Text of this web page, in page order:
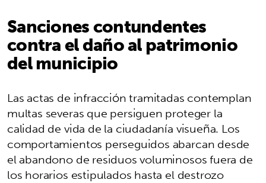
Sanciones contundentes
contra el daño al patrimonio
del municipio
Las actas de infracción tramitadas contemplan
multas severas que persiguen proteger la
calidad de vida de la ciudadanía visueña. Los
comportamientos perseguidos abarcan desde
el abandono de residuos voluminosos fuera de
los horarios estipulados hasta el destrozo